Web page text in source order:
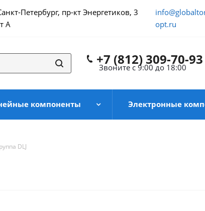
opt.ru
Петербург, пр-кт Энергетиков, 3
А
+7 (812) 309-70-93
Звоните с 9:00 до 18:00
компоненты Электронные
DLJ